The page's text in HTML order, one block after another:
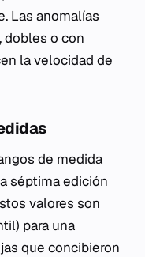
Las anomalías
dobles o con
la velocidad de
de medida
séptima edición
valores son
para una
que concibieron